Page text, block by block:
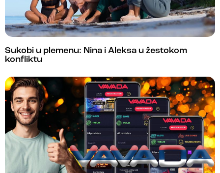
Sukobi u plemenu: Nina i Aleksa u žestokom
konfliktu